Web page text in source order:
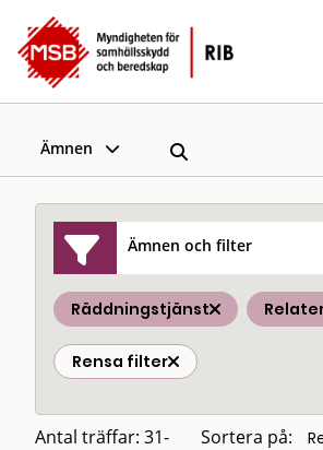
Ämnen
Ämnen och filter
Räddningstjänst
Rensa filter
Antal träffar: 31-
Sortera på: